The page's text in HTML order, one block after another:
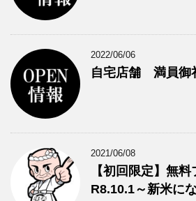
2022/06/06
自宅店舗 満員御
2021/06/08
【初回限定】無
R8.10.1～新米に